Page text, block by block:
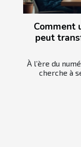
Comment
peut
À l’ère du
cherche à